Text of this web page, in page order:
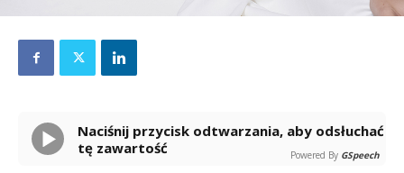
Naciśnij przycisk odtwarzania, aby odsłuchać
tę zawartość
Powered By GSpeech